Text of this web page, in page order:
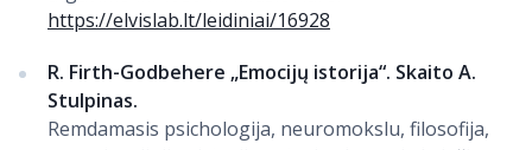
https://elvislab.lt/leidiniai/16928
R. Firth-Godbehere „Emocijų istorija“. Skaito A.
Stulpinas.
Remdamasis psichologija, neuromokslu, filosofija,